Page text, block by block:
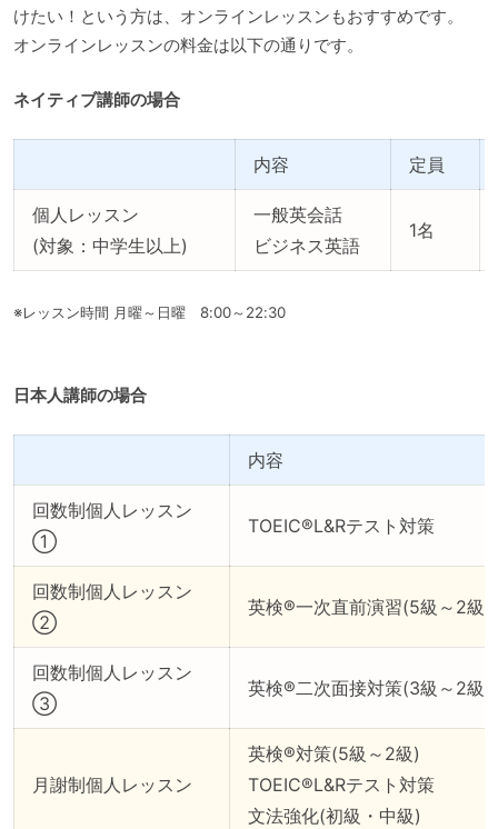
けたい！という方は、オンラインレッスンもおすすめです。
オンラインレッスンの料金は以下の通りです。
ネイティブ講師の場合
内容 定員
個人レッスン
(対象：中学生以上)
一般英会話
ビジネス英語
1名
※レッスン時間 月曜～日曜 8:00～22:30
日本人講師の場合
内容
回数制個人レッスン
①
TOEIC®L&Rテスト対策
回数制個人レッスン
②
英検®一次直前演習(5級～2級)
回数制個人レッスン
③
英検®二次面接対策(3級～2級)
月謝制個人レッスン
英検®対策(5級～2級)
TOEIC®L&Rテスト対策
文法強化(初級・中級)